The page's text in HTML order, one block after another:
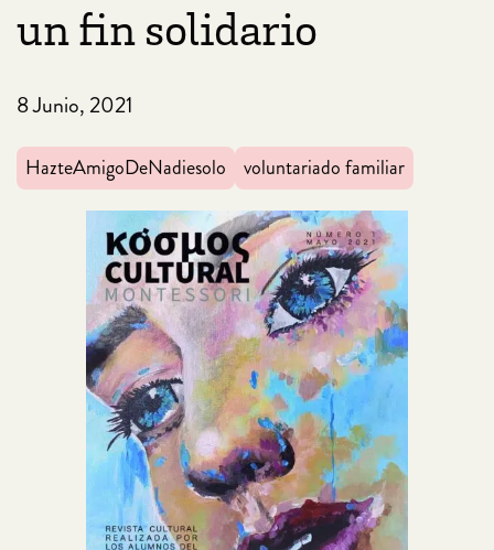
un fin solidario
8 Junio, 2021
HazteAmigoDeNadiesolo voluntariado familiar